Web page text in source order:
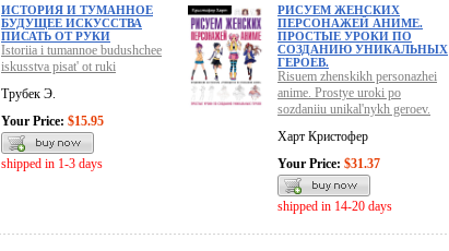
ИСТОРИЯ И ТУМАННОЕ
БУДУЩЕЕ ИСКУССТВА
ПИСАТЬ ОТ РУКИ
Istoriia i tumannoe budushchee
iskusstva pisat' ot ruki
Трубек Э.
Your Price: $15.95
shipped in 1-3 days
РИСУЕМ ЖЕНСКИХ
ПЕРСОНАЖЕЙ АНИМЕ.
ПРОСТЫЕ УРОКИ ПО
СОЗДАНИЮ УНИКАЛЬНЫХ
ГЕРОЕВ.
Risuem zhenskikh personazhei
anime. Prostye uroki po
sozdaniiu unikal'nykh geroev.
Харт Кристофер
Your Price: $31.37
shipped in 14-20 days